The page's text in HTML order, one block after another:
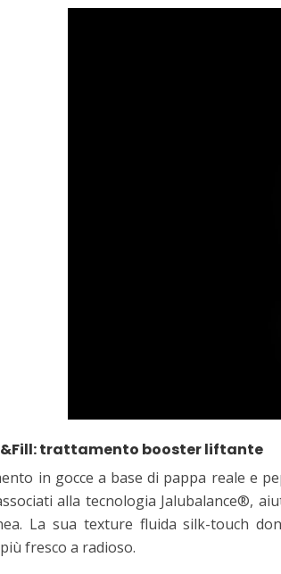
trattamento booster liftante
in gocce a base di pappa reale e
alla tecnologia Jalubalance®,
La sua texture fluida silk-touch
fresco a radioso.